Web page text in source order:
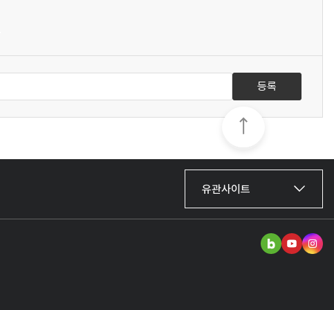
등록
유관사이트